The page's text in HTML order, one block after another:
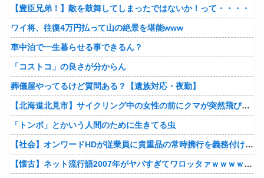
【豊臣兄弟！】敵を鼓舞してしまったではないか！って・・・・
ワイ将、往復4万円払って山の絶景を堪能www
車中泊で一生暮らせる事できるん？
「コストコ」の良さが分からん
葬儀屋やってるけど質問ある？【遺族対応・夜勤】
【北海道北見市】サイクリング中の女性の前にクマが突然飛び出す！ビックリしたのか慌てて森に戻る
「トンボ」とかいう人間のために生きてる虫
【社会】オンワードHDが従業員に貴重品の常時携行を義務付け 熊本地震被災を受けて
【懐古】ネット流行語2007年がヤバすぎてワロッタァｗｗｗｗｗｗｗｗ